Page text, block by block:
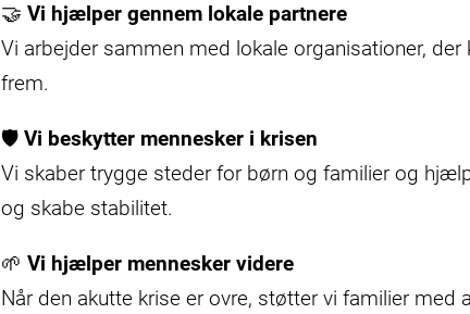
🤝 Vi hjælper gennem lokale partnere
Vi arbejder sammen med lokale organisationer,
frem.
🛡️ Vi beskytter mennesker i krisen
Vi skaber trygge steder for børn og familier og
og skabe stabilitet.
🌱 Vi hjælper mennesker videre
Når den akutte krise er ovre, støtter vi familier